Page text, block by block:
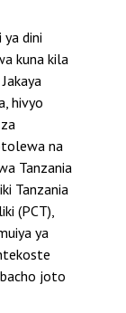
dini
kuna kila
hivyo
na
Tanzania
Tanzania
(PCT),
ya
joto